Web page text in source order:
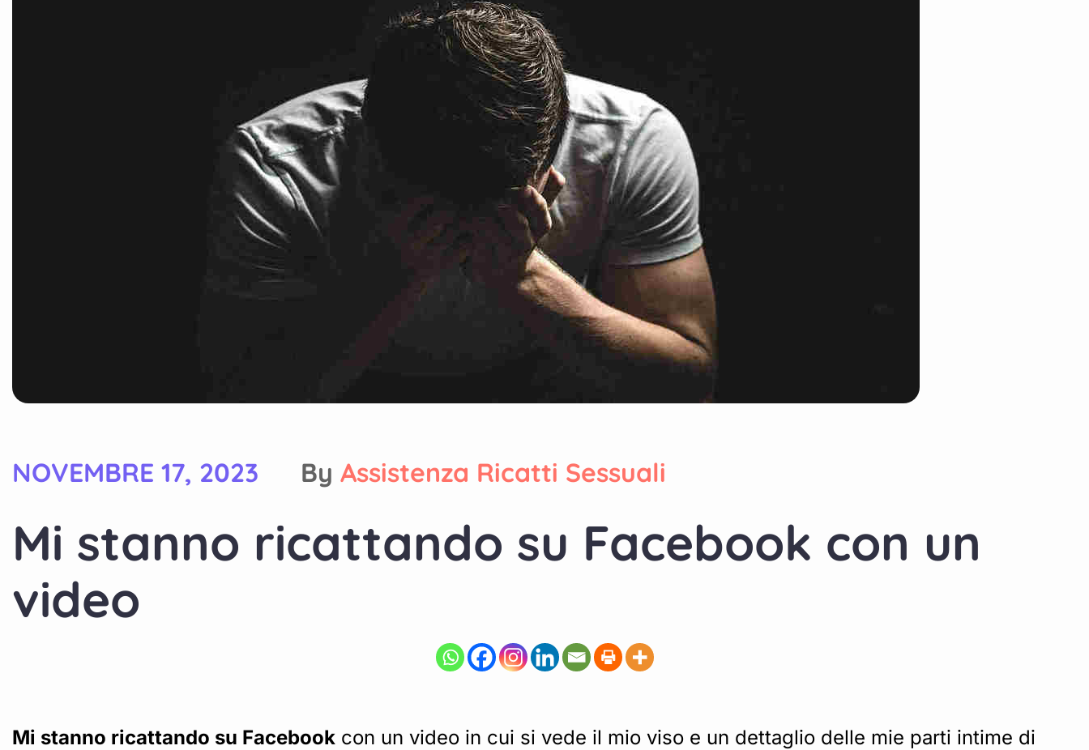
NOVEMBRE 17, 2023 By Assistenza Ricatti Sessuali
Mi stanno ricattando su Facebook con un
video
Mi stanno ricattando su Facebook con un video in cui si vede il mio viso e un dettaglio delle mie parti intime di